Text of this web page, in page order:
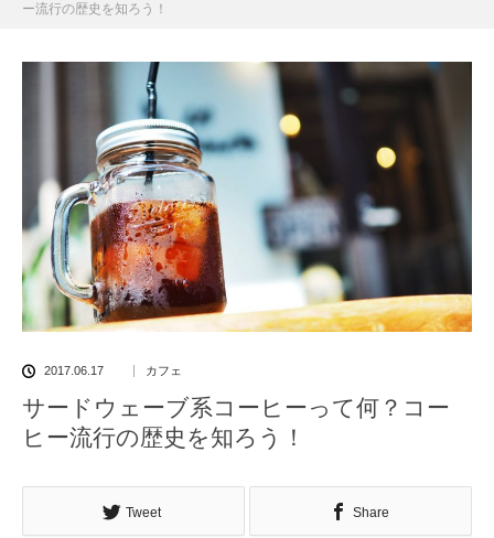
ー流行の歴史を知ろう！
2017.06.17 カフェ
サードウェーブ系コーヒーって何？コー
ヒー流行の歴史を知ろう！
Tweet Share